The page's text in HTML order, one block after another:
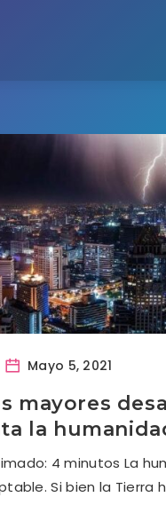
Mayo 5, 2021
mayores
la
4 minutos La
Si bien la Tierra